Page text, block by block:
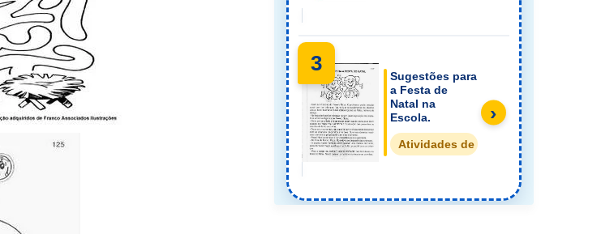
3
Sugestões para
a Festa de
Natal na
Escola.
Atividades de Natal Datas
›